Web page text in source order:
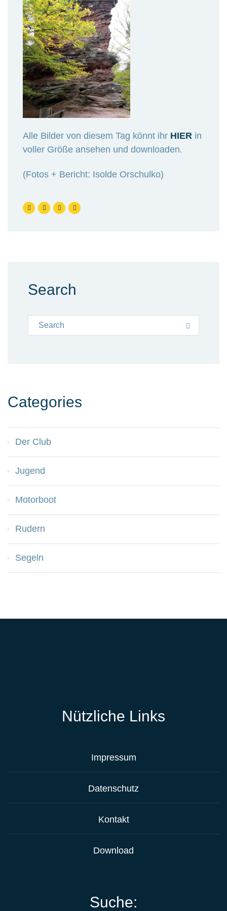
Alle Bilder von diesem Tag könnt ihr HIER in
voller Größe ansehen und downloaden.
(Fotos + Bericht: Isolde Orschulko)
Search
Search for:
Categories
Der Club
Jugend
Motorboot
Rudern
Segeln
Nützliche Links
Impressum
Datenschutz
Kontakt
Download
Suche: